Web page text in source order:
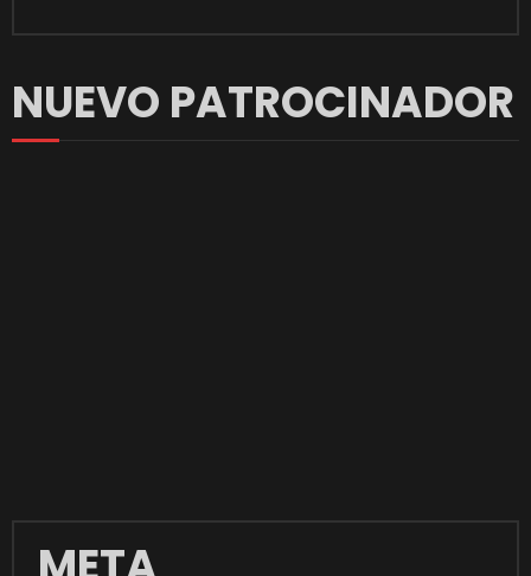
NUEVO PATROCINADOR